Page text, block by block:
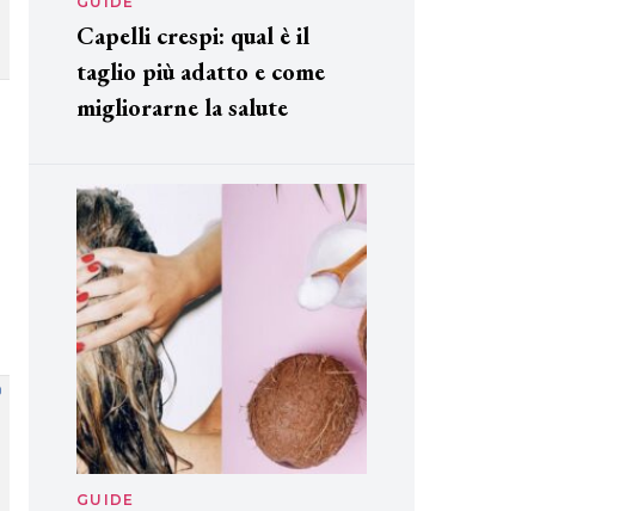
Capelli crespi: qual è il
taglio più adatto e come
migliorarne la salute
GUIDE